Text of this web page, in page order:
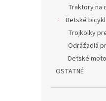
Traktory na
Detské
Trojkolky
Odrážadlá
Detské
OSTATNÉ